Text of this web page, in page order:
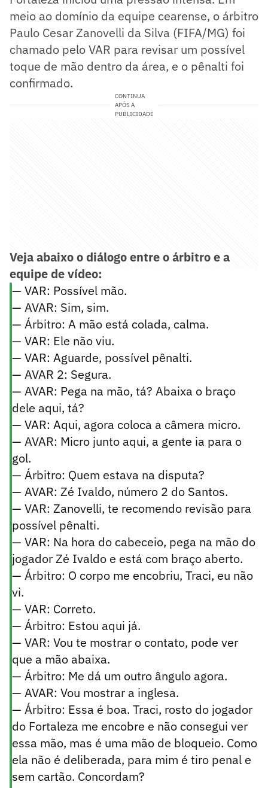
meio ao domínio da equipe cearense, o árbitro
Paulo Cesar Zanovelli da Silva (FIFA/MG) foi
chamado pelo VAR para revisar um possível
toque de mão dentro da área, e o pênalti foi
confirmado.
CONTINUA
APÓS A
PUBLICIDADE
Veja abaixo o diálogo entre o árbitro e a
equipe de vídeo:
— VAR: Possível mão.
— AVAR: Sim, sim.
— Árbitro: A mão está colada, calma.
— VAR: Ele não viu.
— VAR: Aguarde, possível pênalti.
— AVAR 2: Segura.
— AVAR: Pega na mão, tá? Abaixa o braço
dele aqui, tá?
— VAR: Aqui, agora coloca a câmera micro.
— AVAR: Micro junto aqui, a gente ia para o
gol.
— Árbitro: Quem estava na disputa?
— AVAR: Zé Ivaldo, número 2 do Santos.
— VAR: Zanovelli, te recomendo revisão para
possível pênalti.
— VAR: Na hora do cabeceio, pega na mão do
jogador Zé Ivaldo e está com braço aberto.
— Árbitro: O corpo me encobriu, Traci, eu não
vi.
— VAR: Correto.
— Árbitro: Estou aqui já.
— VAR: Vou te mostrar o contato, pode ver
que a mão abaixa.
— Árbitro: Me dá um outro ângulo agora.
— AVAR: Vou mostrar a inglesa.
— Árbitro: Essa é boa. Traci, rosto do jogador
do Fortaleza me encobre e não consegui ver
essa mão, mas é uma mão de bloqueio. Como
ela não é deliberada, para mim é tiro penal e
sem cartão. Concordam?